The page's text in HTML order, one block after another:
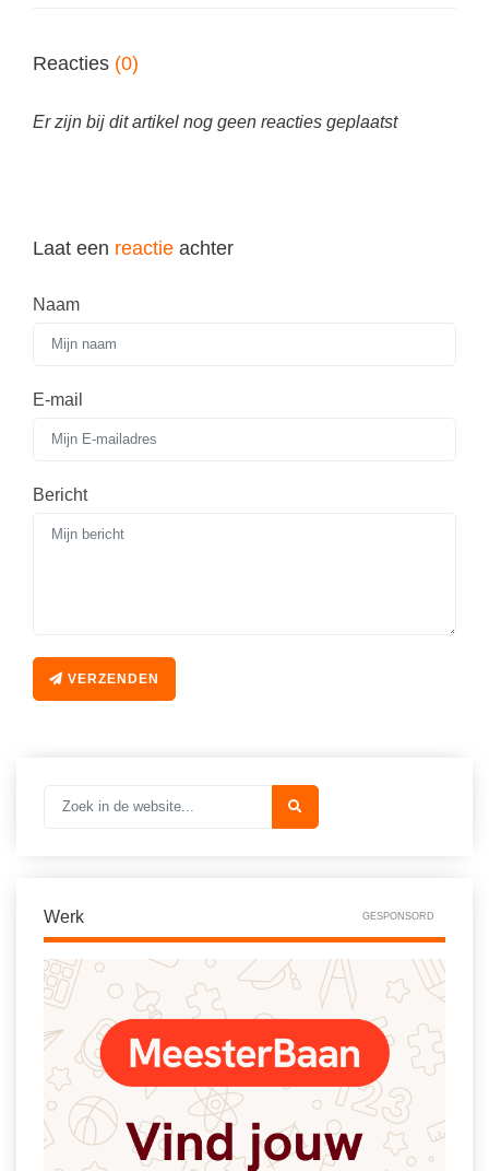
Reacties (0)
Er zijn bij dit artikel nog geen reacties geplaatst
Laat een reactie achter
Naam
E-mail
Bericht
VERZENDEN
Werk GESPONSORD